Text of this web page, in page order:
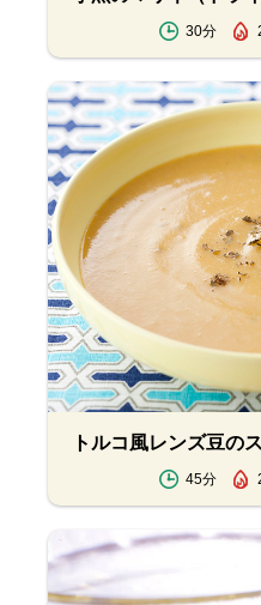
30分
トルコ風レンズ豆の
45分